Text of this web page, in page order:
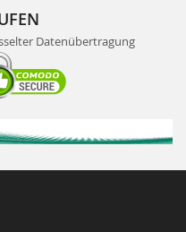
Datenübertragung